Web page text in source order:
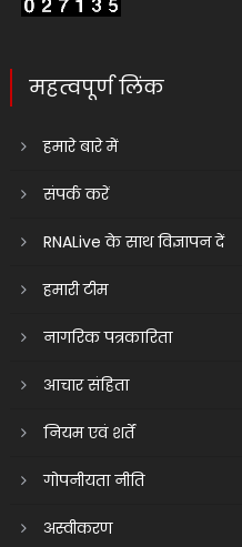
महत्वपूर्ण लिंक
हमारे बारे में
संपर्क करें
RNALive के साथ विज्ञापन दें
हमारी टीम
नागरिक पत्रकारिता
आचार संहिता
नियम एवं शर्तें
गोपनीयता नीति
अस्वीकरण